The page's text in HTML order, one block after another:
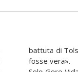
battuta di
fosse vera».